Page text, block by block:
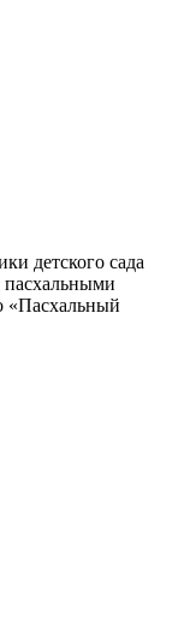
детского сада
пасхальными
«Пасхальный